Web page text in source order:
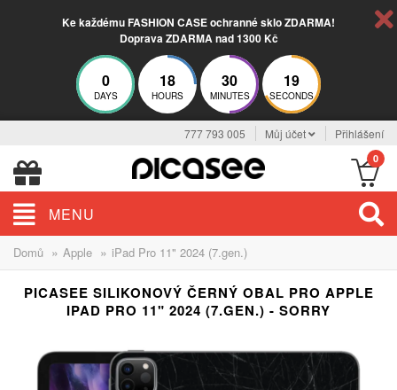
Ke každému FASHION CASE ochranné sklo ZDARMA!
Doprava ZDARMA nad 1300 Kč
0
DAYS
18
HOURS
30
MINUTES
18
SECONDS
777 793 005 Můj účet Přihlášení
0
MENU
Domů » Apple » iPad Pro 11" 2024 (7.gen.)
PICASEE SILIKONOVÝ ČERNÝ OBAL PRO APPLE
IPAD PRO 11" 2024 (7.GEN.) - SORRY